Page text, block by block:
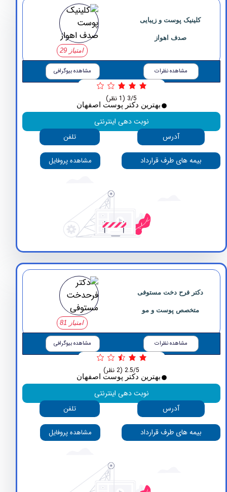
کلینیک پوست و زیبایی
صدف اهواز
مشاهده نظرات مشاهده بیوگرافی
بهترین دکتر پوست اصفهان
نوبت دهی اینترنتی
آدرس
تلفن
بیمه های طرف قرارداد مشاهده پروفایل
فرح دخت مستوفی
متخصص پوست و مو
مشاهده نظرات مشاهده بیوگرافی
بهترین دکتر پوست اصفهان
نوبت دهی اینترنتی
آدرس
تلفن
بیمه های طرف قرارداد مشاهده پروفایل